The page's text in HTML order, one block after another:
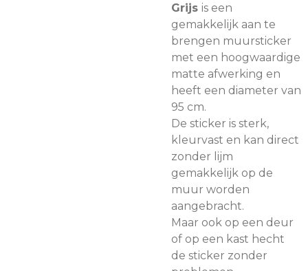
Grijs is een
gemakkelijk aan te
brengen muursticker
met een hoogwaardige
matte afwerking en
heeft een diameter van
95 cm.
De sticker is sterk,
kleurvast en kan direct
zonder lijm
gemakkelijk op de
muur worden
aangebracht.
Maar ook op een deur
of op een kast hecht
de sticker zonder